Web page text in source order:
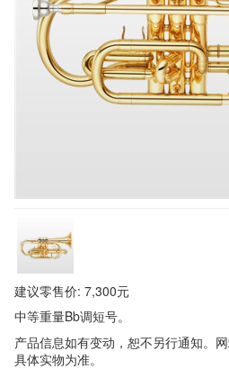
建议零售价: 7,300元
中等重量Bb调短号。
产品信息如有变动，恕不另行通知。
具体实物为准。